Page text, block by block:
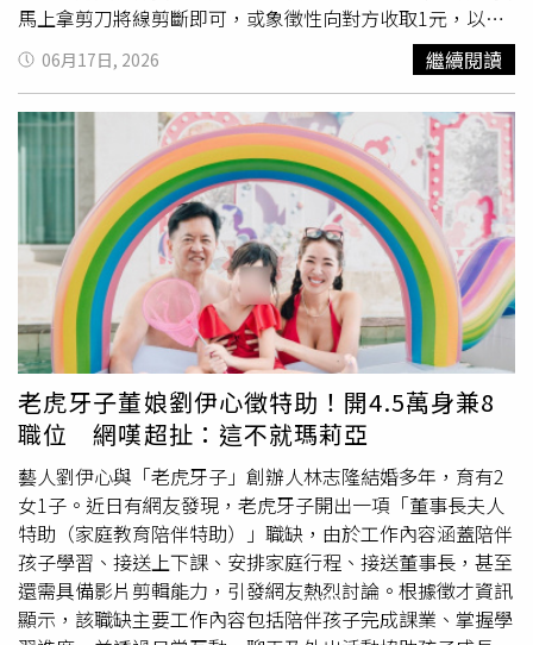
接國一更塞，一點多才到台中」、「這些人是要參加端午節
的划龍舟大賽的，所以才會選在這時間南下」、「可能要去
東石看煙火吧」。高公局建議，連假首日西部國道南向用路
人盡量於上午6時前或中午12時後出發；國道5號南向車輛
則可考慮於清晨5時前或下午5時後上路，以避開尖峰車潮，
減少行車時間與壅塞影響。
馬上拿剪刀將線剪斷即可，或象徵性向對方收取1元，以
「買賣」的形式轉換，否則恐怕厄運纏身，也避免引起誤會
或不悅。二、雨傘「傘」與「散」同音，若將雨傘當作禮物
盡」或「友情散去」，是非常不吉利的象徵。化解方法：若
真的收到別人送的傘，收禮者可以當場向送禮人支付象徵性
的金額（如5元或1塊錢銅板），將「送禮」轉變為「買
賣」，或是說成「借傘」而非「送傘」即可化解。三、鞋子
「鞋」與「邪」諧音，送鞋有將「邪氣」送給對方的意思。
此外，送鞋也常被長輩解讀為「送人走」（把人送走）或
「請對方離開」，帶有分離與不歡迎的負面含義。化解方
法：若非送不可，民間習俗通常要求收禮者必須回贈5元或1
塊銅板給送禮者。透過象徵性的買賣行為，打破「送」的定
義，代表兩人之間沒有分離或送邪的意涵。四、剪刀剪刀、
刀具等金屬銳器，這類物品有鋒利的刀刃，會讓人產生「一
刀兩斷」、「一剪兩斷」的聯想，象徵雙方的關係或情誼將
會被割斷。化解方法：若因實用需求（如贈送專業廚師刀具
組或裁縫剪刀），送禮時建議在剪刀上綁上一條紅緞帶，象
徵「討吉利」與「化解煞氣」。五、送手帕、毛巾手帕跟毛
巾都是喪家送給參加喪禮與會者的物品，俗語說：送巾，斷
根。意思是贈人毛巾，代表永別。所以最好毛巾、手帕都不
要。收禮人可以付一個低廉的價錢1元或5元銅板給送禮人，
06月17日, 2026 繼續閱讀
老虎牙子董娘劉伊心徵特助！開4.5萬身兼8
職位 網嘆超扯：這不就瑪莉亞
藝人劉伊心與「老虎牙子」創辦人林志隆結婚多年，育有2
女1子。近日有網友發現，老虎牙子開出一項「董事長夫人
特助（家庭教育陪伴特助）」職缺，由於工作內容涵蓋陪伴
孩子學習、接送上下課、安排家庭行程、接送董事長，甚至
還需具備影片剪輯能力，引發網友熱烈討論。根據徵才資訊
顯示，該職缺主要工作內容包括陪伴孩子完成課業、掌握學